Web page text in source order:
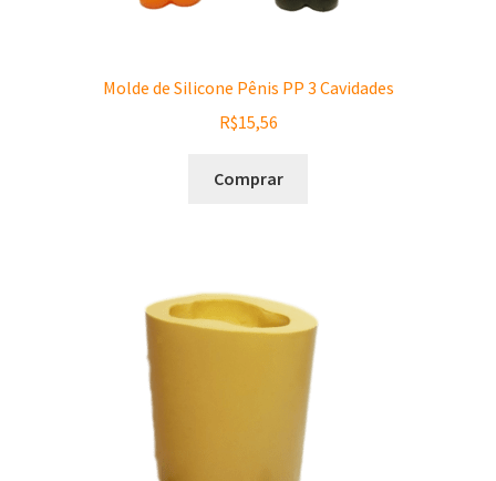
Molde de Silicone Pênis PP 3 Cavidades
R$15,56
Comprar